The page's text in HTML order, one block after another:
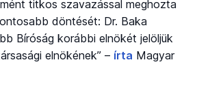
titkos szavazással meghozta
döntését: Dr. Baka
Bíróság korábbi elnökét jelöljük
elnökének” – írta Magyar